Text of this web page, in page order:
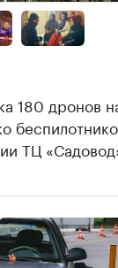
180 дронов
ТЦ